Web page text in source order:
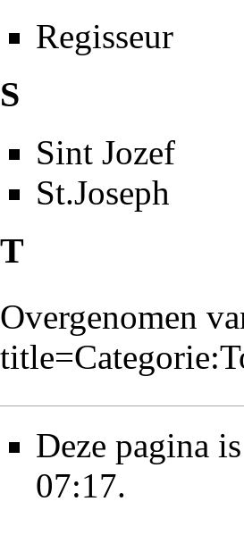
Regisseur
S
Sint Jozef
St.Joseph
T
Overgenomen
Deze pagina
07:17.